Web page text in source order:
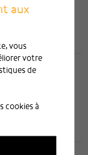
aux
vous
votre
de
cookies à